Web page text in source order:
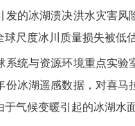
发的冰湖溃决洪水灾害
球尺度冰川质量损失被低
与资源环境重点实验
份冰湖遥感数据，对喜
于气候变暖引起的冰湖水